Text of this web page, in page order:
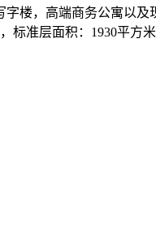
楼，高端商务公寓以及
标准层面积：1930平方